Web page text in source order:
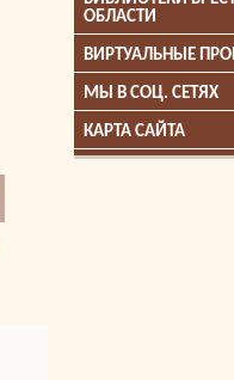
ОБЛАСТИ
ВИРТУАЛЬНЫЕ
МЫ В СОЦ. СЕТЯХ
КАРТА САЙТА